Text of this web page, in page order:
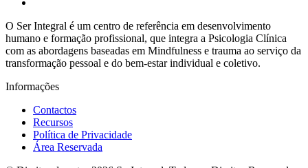
O Ser Integral é um centro de referência em desenvolvimento
humano e formação profissional, que integra a Psicologia Clínica
com as abordagens baseadas em Mindfulness e trauma ao serviço da
transformação pessoal e do bem-estar individual e coletivo.
Informações
Contactos
Recursos
Política de Privacidade
Área Reservada